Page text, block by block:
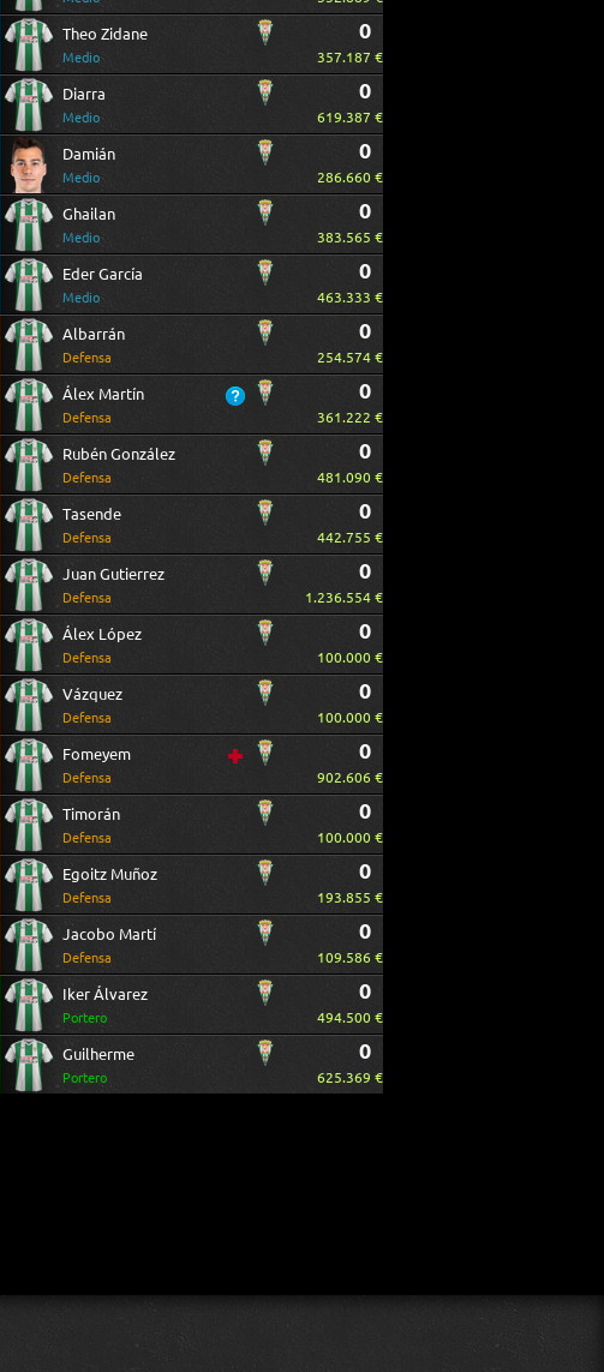
Theo Zidane
Medio
0
357.187 €
Diarra
Medio
0
619.387 €
Damián
Medio
0
286.660 €
Ghailan
Medio
0
383.565 €
Eder García
Medio
0
463.333 €
Albarrán
Defensa
0
254.574 €
Álex Martín
Defensa
0
361.222 €
Rubén González
Defensa
0
481.090 €
Tasende
Defensa
0
442.755 €
Juan Gutierrez
Defensa
0
1.236.554 €
Álex López
Defensa
0
100.000 €
Vázquez
Defensa
0
100.000 €
Fomeyem
Defensa
0
902.606 €
Timorán
Defensa
0
100.000 €
Egoitz Muñoz
Defensa
0
193.855 €
Jacobo Martí
Defensa
0
109.586 €
Iker Álvarez
Portero
0
494.500 €
Guilherme
Portero
0
625.369 €